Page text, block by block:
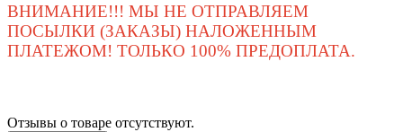
ВНИМАНИЕ!!! МЫ НЕ ОТПРАВЛЯЕМ
ПОСЫЛКИ (ЗАКАЗЫ) НАЛОЖЕННЫМ
ПЛАТЕЖОМ! ТОЛЬКО 100% ПРЕДОПЛАТА.
Отзывы о товаре отсутствуют.